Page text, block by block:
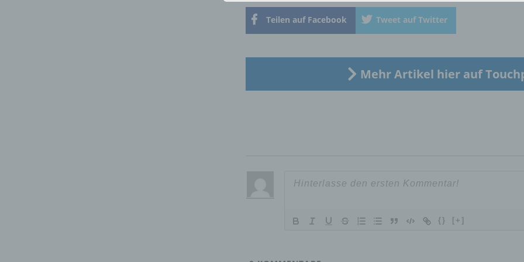
Teilen auf Facebook Tweet auf Twitter
Mehr Artikel hier auf
{} [+]
„betroffene Person") beziehen. Als identifizierbar wird eine
Person angesehen, die direkt oder indirekt, insbesondere mittels
Zuordnung zu einer Kennung wie einem Namen, zu einer
einem oder mehreren besonderen Merkmalen, die Ausdruck
physischen, physiologischen, genetischen, psychischen,
wirtschaftlichen, kulturellen oder sozialen Identität dieser
Verarbeitung Verantwortlichen verarbeitet werden.
c) Verarbeitung